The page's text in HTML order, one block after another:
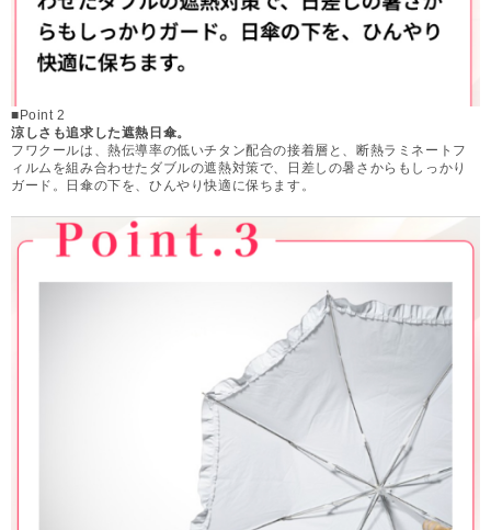
■Point 2
涼しさも追求した遮熱日傘。
フワクールは、熱伝導率の低いチタン配合の接着層と、断熱ラミネートフ
ィルムを組み合わせたダブルの遮熱対策で、日差しの暑さからもしっかり
ガード。日傘の下を、ひんやり快適に保ちます。